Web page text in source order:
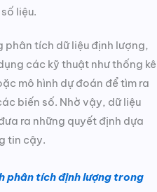
liệu.
phân tích dữ liệu định lượng,
các kỹ thuật như thống kê
mô hình dự đoán để tìm ra
biến số. Nhờ vậy, dữ liệu
ra những quyết định dựa
tin cậy.
phân tích định lượng trong